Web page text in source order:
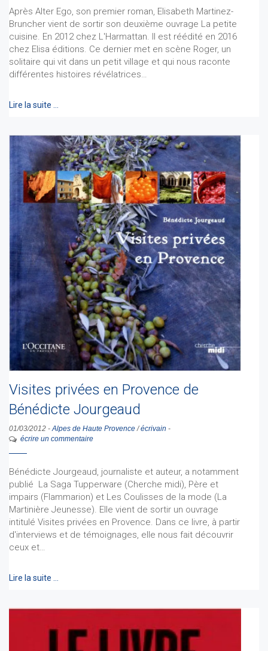
Après Alter Ego, son premier roman, Elisabeth Martinez-
Bruncher vient de sortir son deuxième ouvrage La petite
cuisine. En 2012 chez L'Harmattan. Il est réédité en 2016
chez Elisa éditions. Ce dernier met en scène Roger, un
solitaire qui vit dans un petit village et qui nous raconte
différentes histoires révélatrices…
Lire la suite …
Visites privées en Provence de
Bénédicte Jourgeaud
01/03/2012 - Alpes de Haute Provence /écrivain -
écrire un commentaire
Bénédicte Jourgeaud, journaliste et auteur, a notamment
publié La Saga Tupperware (Cherche midi), Père et
impairs (Flammarion) et Les Coulisses de la mode (La
Martinière Jeunesse). Elle vient de sortir un ouvrage
intitulé Visites privées en Provence. Dans ce livre, à partir
d'interviews et de témoignages, elle nous fait découvrir
ceux et…
Lire la suite …